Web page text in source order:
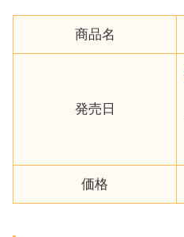
商品名
発売日
価格